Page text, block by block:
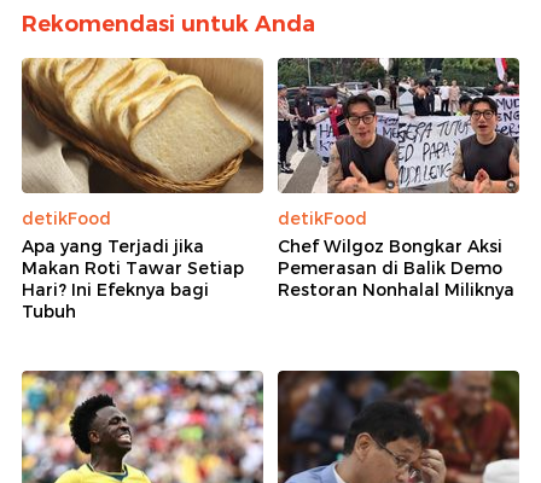
Rekomendasi untuk Anda
detikFood
Apa yang Terjadi jika
Makan Roti Tawar Setiap
Hari? Ini Efeknya bagi
Tubuh
detikFood
Chef Wilgoz Bongkar Aksi
Pemerasan di Balik Demo
Restoran Nonhalal Miliknya